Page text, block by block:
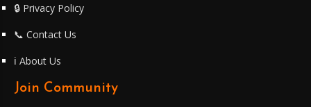
🔒 Privacy Policy
📞 Contact Us
ℹ️ About Us
Join Community